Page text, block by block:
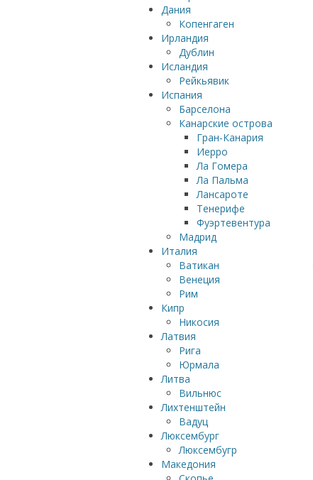
Дания
Копенгаген
Ирландия
Дублин
Исландия
Рейкьявик
Испания
Барселона
Канарские острова
Гран-Канария
Иерро
Ла Гомера
Ла Пальма
Лансароте
Тенерифе
Фуэртевентура
Мадрид
Италия
Ватикан
Венеция
Рим
Кипр
Никосия
Латвия
Рига
Юрмала
Литва
Вильнюс
Лихтенштейн
Вадуц
Люксембург
Люксембугр
Македония